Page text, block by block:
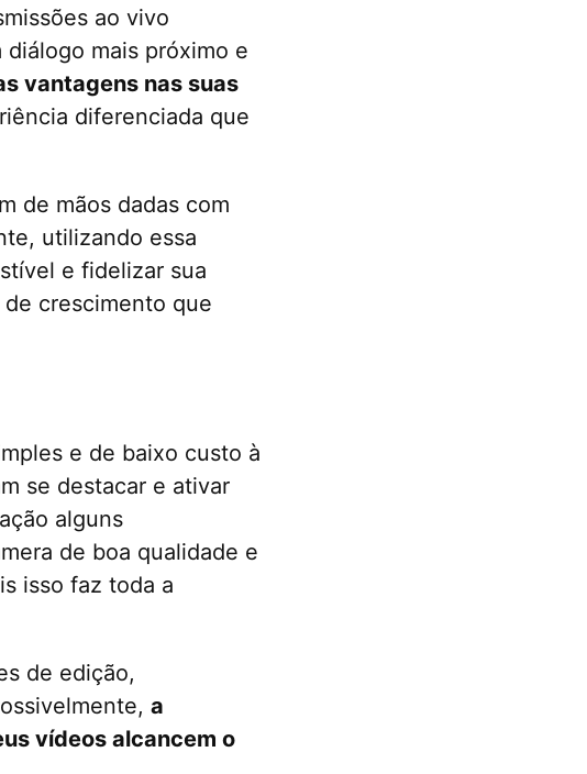
ao vivo
mais próximo e
vantagens nas suas
diferenciada que
de mãos dadas com
utilizando essa
e fidelizar sua
crescimento que
e de baixo custo à
se destacar e ativar
alguns
de boa qualidade e
isso faz toda a
de edição,
a
vídeos alcancem o